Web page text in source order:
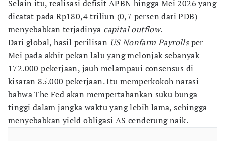
Selain itu, realisasi defisit APBN hingga Mei 2026 yang
dicatat pada Rp180,4 triliun (0,7 persen dari PDB)
menyebabkan terjadinya capital outflow.
Dari global, hasil perilisan US Nonfarm Payrollsper
Mei pada akhir pekan lalu yang melonjak sebanyak
172.000 pekerjaan, jauh melampaui consensus di
kisaran 85.000 pekerjaan. Itu memperkokoh narasi
bahwa The Fed akan mempertahankan suku bunga
tinggi dalam jangka waktu yang lebih lama, sehingga
menyebabkan yield obligasi AS cenderung naik.